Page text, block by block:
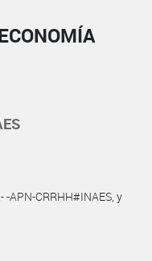
APN-CRRHH#INAES, y